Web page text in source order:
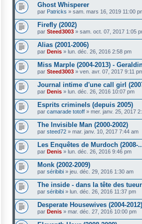
Ghost Whisperer
par Patricks » sam. mars 16, 2019 11:00
Firefly (2002)
par Steed3003 » sam. oct. 07, 2017 1:05
Alias (2001-2006)
par Denis » lun. déc. 26, 2016 2:58 pm
Miss Marple (2004-2013) -
par Steed3003 » ven. avr. 07, 2017 9:11
Journal intime d'une call girl
par Denis » lun. déc. 26, 2016 10:07 pm
Esprits criminels (depuis 2005)
par camarade totoff » mer. janv. 25, 2017
The Invisible Man (2000-2002)
par steed72 » mar. janv. 10, 2017 7:44 am
Les Enquêtes de Murdoch (2008-
par Denis » lun. déc. 26, 2016 9:46 pm
Monk (2002-2009)
par séribibi » jeu. déc. 29, 2016 1:30 am
The inside - dans la tête des
par séribibi » lun. déc. 26, 2016 11:37 pm
Desperate Housewives (2004-2012)
par Denis » mar. déc. 27, 2016 10:00 pm